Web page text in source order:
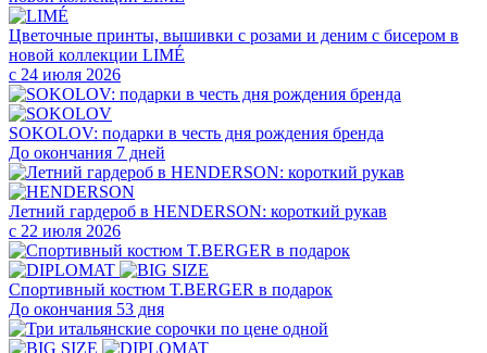
Цветочные принты, вышивки с розами и деним с бисером в
новой коллекции LIMÉ
с 24 июля 2026
SOKOLOV: подарки в честь дня рождения бренда
До окончания 7 дней
Летний гардероб в HENDERSON: короткий рукав
с 22 июля 2026
Cпортивный костюм T.BERGER в подарок
До окончания 53 дня